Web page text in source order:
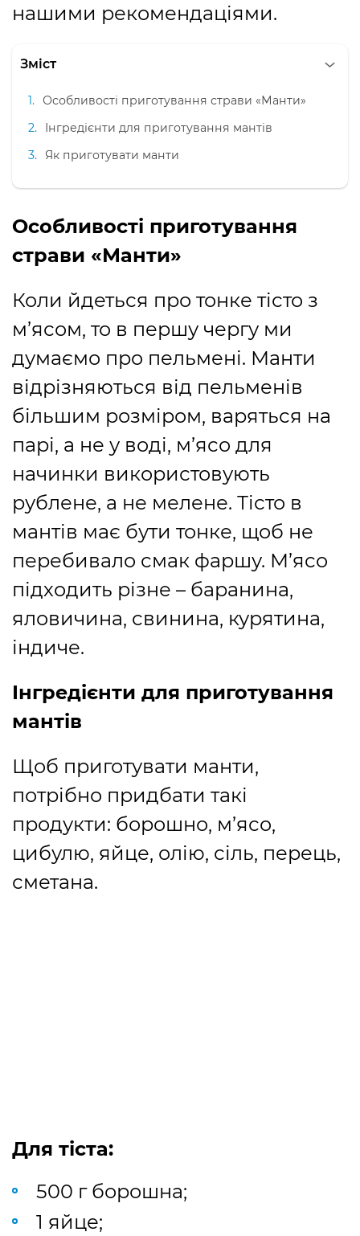
нашими рекомендаціями.
Зміст
Особливості приготування страви «Манти»
Інгредієнти для приготування мантів
Як приготувати манти
Особливості приготування
страви «Манти»
Коли йдеться про тонке тісто з
м’ясом, то в першу чергу ми
думаємо про пельмені. Манти
відрізняються від пельменів
більшим розміром, варяться на
парі, а не у воді, м’ясо для
начинки використовують
рублене, а не мелене. Тісто в
мантів має бути тонке, щоб не
перебивало смак фаршу. М’ясо
підходить різне – баранина,
яловичина, свинина, курятина,
індиче.
Інгредієнти для приготування
мантів
Щоб приготувати манти,
потрібно придбати такі
продукти: борошно, м’ясо,
цибулю, яйце, олію, сіль, перець,
сметана.
Для тіста:
500 г борошна;
1 яйце;